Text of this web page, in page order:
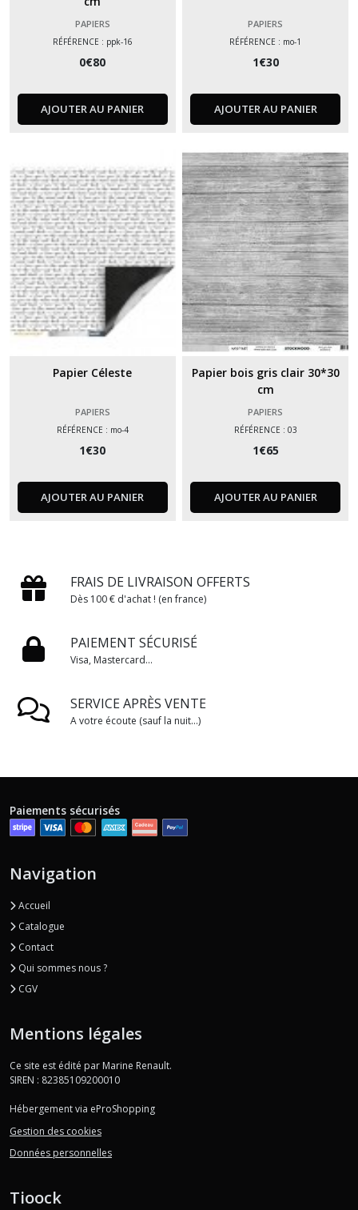
PAPIERS
RÉFÉRENCE : ppk-16
0€80
AJOUTER AU PANIER
PAPIERS
RÉFÉRENCE : mo-1
1€30
AJOUTER AU PANIER
Papier Céleste
PAPIERS
RÉFÉRENCE : mo-4
1€30
AJOUTER AU PANIER
Papier bois gris clair 30*30
cm
PAPIERS
RÉFÉRENCE : 03
1€65
AJOUTER AU PANIER
FRAIS DE LIVRAISON OFFERTS
Dès 100 € d'achat ! (en france)
PAIEMENT SÉCURISÉ
Visa, Mastercard...
SERVICE APRÈS VENTE
A votre écoute (sauf la nuit...)
Paiements sécurisés
Navigation
Accueil
Catalogue
Contact
Qui sommes nous ?
CGV
Mentions légales
Ce site est édité par Marine Renault.
SIREN : 82385109200010
Hébergement via eProShopping
Gestion des cookies
Données personnelles
Tioock